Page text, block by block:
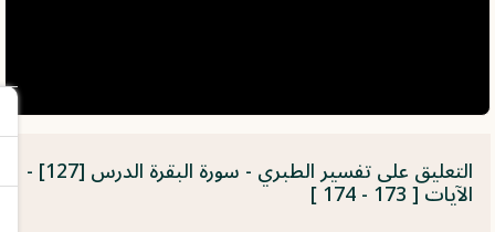
التعليق على تفسير الطبري - سورة البقرة الدرس [127] -
الآيات [ 173 - 174 ]